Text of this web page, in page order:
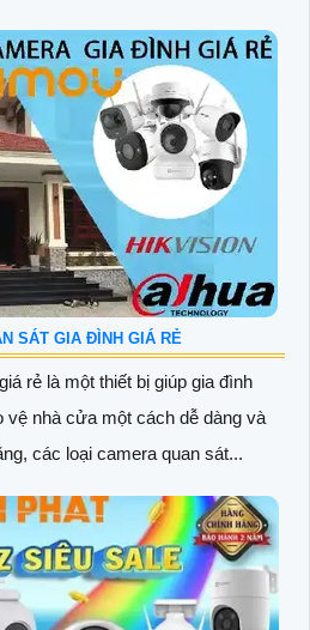
SÁT GIA ĐÌNH GIÁ RẺ
rẻ là một thiết bị giúp gia đình
vệ nhà cửa một cách dễ dàng và
các loại camera quan sát...